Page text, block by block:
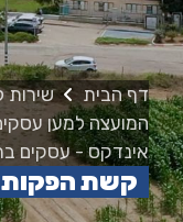
דף הבית
שירות
המועצה למען
אינדקס - עסקים
קשת הפקות